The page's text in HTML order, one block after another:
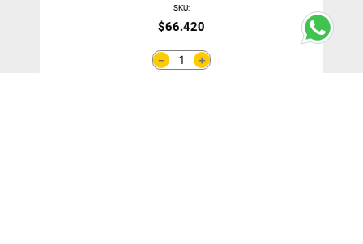
SKU:
$66.420
＋
－